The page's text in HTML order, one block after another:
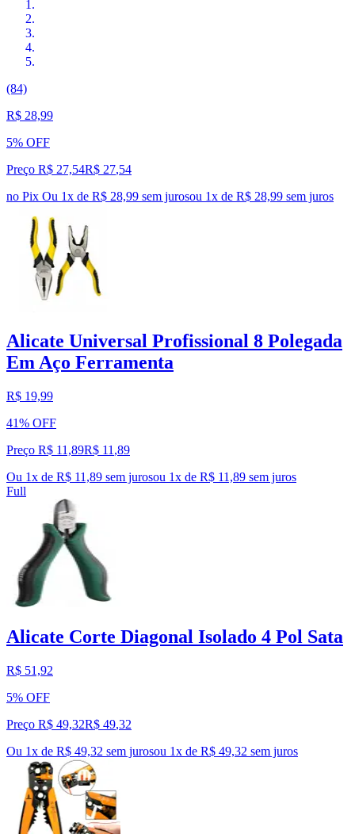
(84)
R$ 28,99
5% OFF
Preço R$ 27,54R$ 27,54
no Pix Ou 1x de R$ 28,99 sem jurosou 1x de R$ 28,99 sem juros
Alicate Universal Profissional 8 Polegada
Em Aço Ferramenta
R$ 19,99
41% OFF
Preço R$ 11,89R$ 11 ,89
Ou 1x de R$ 11,89 sem jurosou 1x de R$ 11,89 sem juros
Full
Alicate Corte Diagonal Isolado 4 Pol Sata
R$ 51,92
5% OFF
Preço R$ 49,32R$ 49,32
Ou 1x de R$ 49,32 sem jurosou 1x de R$ 49,32 sem juros